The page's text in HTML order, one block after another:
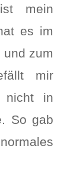
mein
es im
und zum
mir
nicht in
So gab